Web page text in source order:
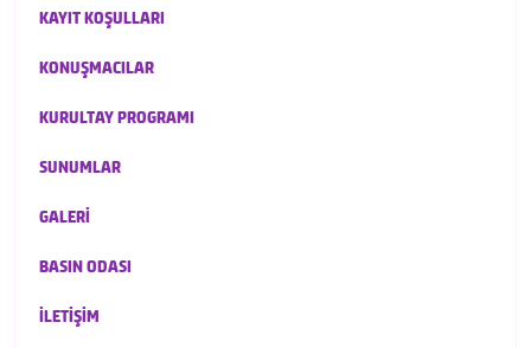
KAYIT KOŞULLARI
KONUŞMACILAR
KURULTAY PROGRAMI
SUNUMLAR
GALERİ
BASIN ODASI
İLETİŞİM